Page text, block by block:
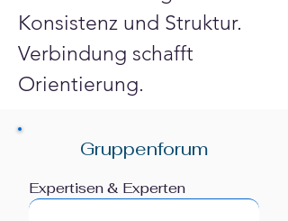
Konsistenz und Struktur.
Verbindung schafft
Orientierung.
Gruppenforum
Expertisen & Experten